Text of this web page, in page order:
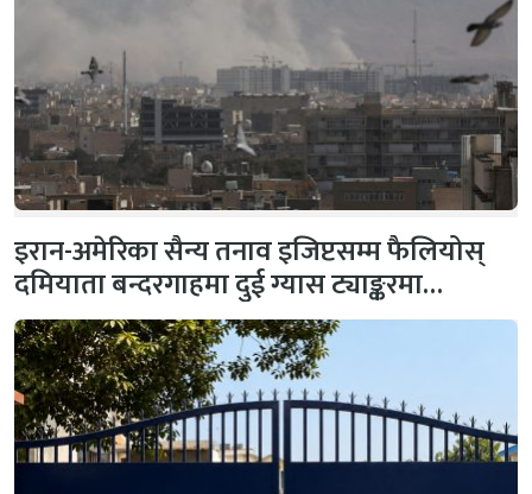
इरान-अमेरिका सैन्य तनाव इजिप्टसम्म फैलियोस्
दमियाता बन्दरगाहमा दुई ग्यास ट्याङ्करमा…